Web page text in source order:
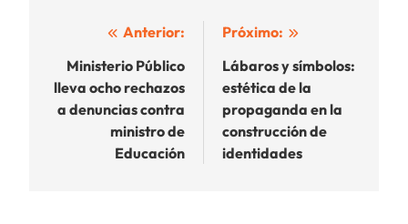
Navegación
de
entradas
Anterior:
Ministerio Público
lleva ocho rechazos
a denuncias contra
ministro de
Educación
Próximo:
Lábaros y símbolos:
estética de la
propaganda en la
construcción de
identidades